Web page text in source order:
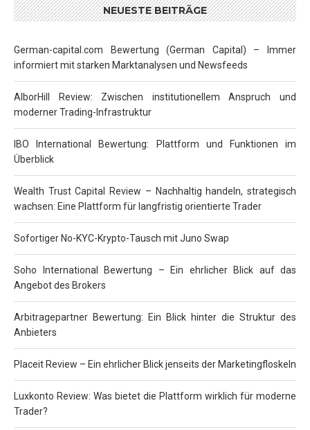
NEUESTE BEITRÄGE
German-capital.com Bewertung (German Capital) – Immer
informiert mit starken Marktanalysen und Newsfeeds
AlborHill Review: Zwischen institutionellem Anspruch und
moderner Trading-Infrastruktur
IBO International Bewertung: Plattform und Funktionen im
Überblick
Wealth Trust Capital Review – Nachhaltig handeln, strategisch
wachsen: Eine Plattform für langfristig orientierte Trader
Sofortiger No-KYC-Krypto-Tausch mit Juno Swap
Soho International Bewertung – Ein ehrlicher Blick auf das
Angebot des Brokers
Arbitragepartner Bewertung: Ein Blick hinter die Struktur des
Anbieters
Placeit Review – Ein ehrlicher Blick jenseits der Marketingfloskeln
Luxkonto Review: Was bietet die Plattform wirklich für moderne
Trader?